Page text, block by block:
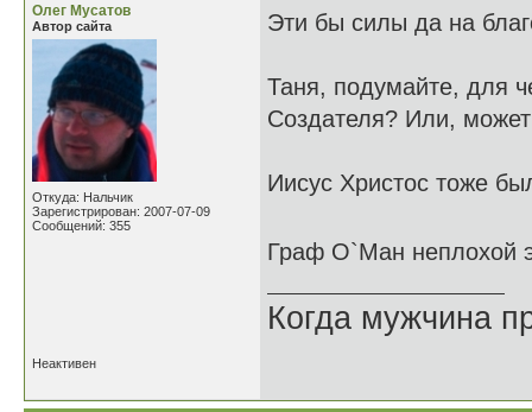
Олег Мусатов
Автор сайта
Откуда: Нальчик
Зарегистрирован: 2007-07-09
Сообщений: 355
Эти бы силы да на
Таня, подумайте, для
Создателя? Или, может
Иисус Христос тоже
Граф О`Ман неплохой
Когда мужчина
Неактивен